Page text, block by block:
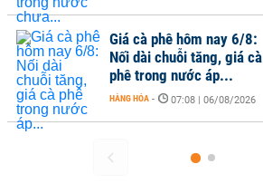
Giá cà phê hôm nay 6/8:
Nối dài chuỗi tăng, giá cà
phê trong nước áp...
HÀNG HÓA - 07:08 | 06/08/2026